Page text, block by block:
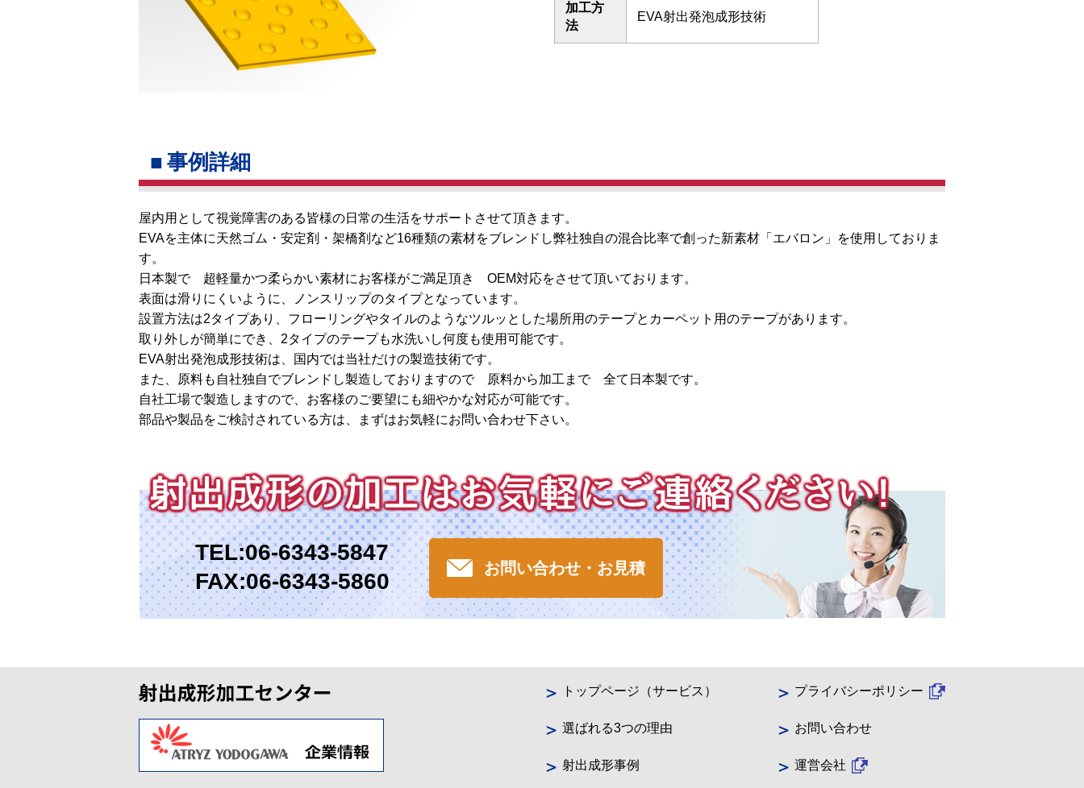
加工方
法
EVA射出発泡成形技術
事例詳細
屋内用として視覚障害のある皆様の日常の生活をサポートさせて頂きます。
EVAを主体に天然ゴム・安定剤・架橋剤など16種類の素材をブレンドし弊社独自の混合比率で創った新素材「エバロン」を使用しておりま
す。
日本製で 超軽量かつ柔らかい素材にお客様がご満足頂き OEM対応をさせて頂いております。
表面は滑りにくいように、ノンスリップのタイプとなっています。
設置方法は2タイプあり、フローリングやタイルのようなツルッとした場所用のテープとカーペット用のテープがあります。
取り外しが簡単にでき、2タイプのテープも水洗いし何度も使用可能です。
EVA射出発泡成形技術は、国内では当社だけの製造技術です。
また、原料も自社独自でブレンドし製造しておりますので 原料から加工まで 全て日本製です。
自社工場で製造しますので、お客様のご要望にも細やかな対応が可能です。
部品や製品をご検討されている方は、まずはお気軽にお問い合わせ下さい。
TEL:06-6343-5847
FAX:06-6343-5860
お問い合わせ・お見積
トップページ（サービス）
選ばれる3つの理由
射出成形事例
プライバシーポリシー
お問い合わせ
運営会社